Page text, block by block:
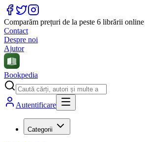
Comparăm prețuri de la peste 6 librării online
Contact
Despre noi
Ajutor
Bookpedia
Autentificare
Categorii